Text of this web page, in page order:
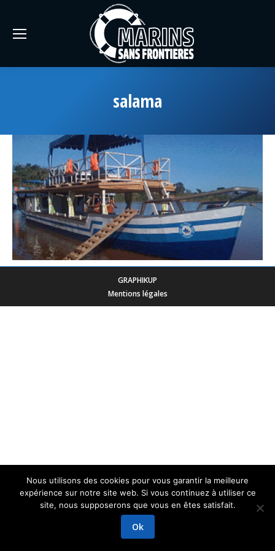
salama
GRAPHIKUP
Mentions légales
Nous utilisons des cookies pour vous garantir la meilleure
expérience sur notre site web. Si vous continuez à utiliser ce
site, nous supposerons que vous en êtes satisfait.
Ok